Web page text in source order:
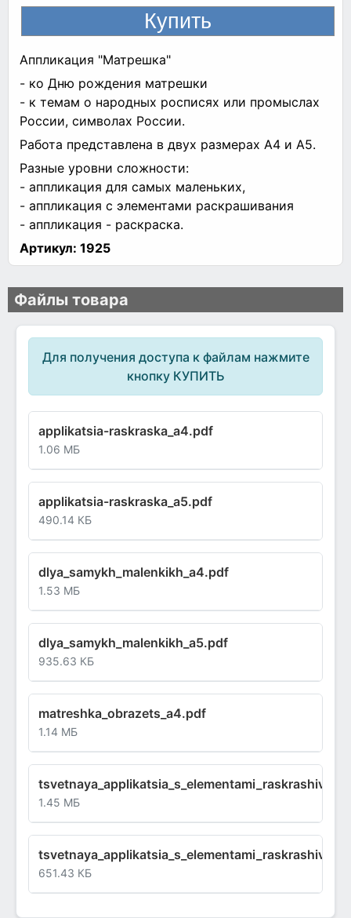
Аппликация "Матрешка"
- ко Дню рождения матрешки
- к темам о народных росписях или промыслах
России, символах России.
Работа представлена в двух размерах А4 и А5.
Разные уровни сложности:
- аппликация для самых маленьких,
- аппликация с элементами раскрашивания
- аппликация - раскраска.
Артикул: 1925
Файлы товара
Для получения доступа к файлам нажмите
кнопку КУПИТЬ
applikatsia-raskraska_a4.pdf
1.06 МБ
applikatsia-raskraska_a5.pdf
490.14 КБ
dlya_samykh_malenkikh_a4.pdf
1.53 МБ
dlya_samykh_malenkikh_a5.pdf
935.63 КБ
matreshka_obrazets_a4.pdf
1.14 МБ
1.45 МБ
651.43 КБ